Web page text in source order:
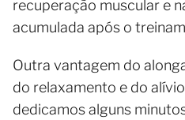
recuperação muscular e
acumulada após o
Outra vantagem do
do relaxamento e do
dedicamos alguns